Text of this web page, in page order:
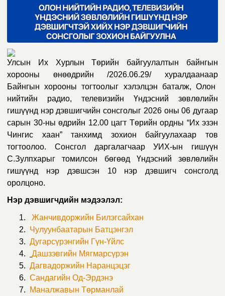
Улсын Их Хурлын Төрийн байгуулалтын байнгын
хорооны өнөөдрийн/2026.06.29/хуралдаанаар
Байнгын хорооны тогтоолыг хэлэлцэн баталж, Олон
нийтийн радио, телевизийн Үндэсний зөвлөлийн
гишүүнд нэр дэвшигчийнсонсголыг 2026 оны 06 дугаар
сарын 30-ны өдрийн 12.00 цагт Төрийн ордны “Их эзэн
Чингис хаан” танхимд зохион байгуулахаар тов
тогтоолоо. Сонсгол даргалагчаар УИХ-ын гишүүн
С.Зулпхарыг томилсон бөгөөд Үндэсний зөвлөлийн
гишүүнд нэр дэвшсэн 10 нэр дэвшигч сонсголд
оролцоно.
Нэр дэвшигчдийн мэдээлэл:
1.
Жанчивдоржийн Билэгсайхан
2. Чулуунбаатарын Батцэнгэл
3. Дугарсүрэнгийн Гүн-Үйлс
4.
Дашзэвгийн Мягмарсүрэн
5. Дагвадоржийн Наранцэцэг
6. Сандагийн Од-Эрдэнэ
7.
Маналжавын Төрманлай